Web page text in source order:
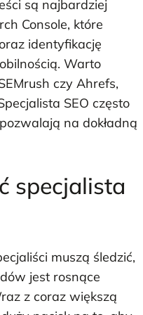
są najbardziej
Console, które
identyfikację
Warto
czy Ahrefs,
SEO często
na dokładną
specjalista
muszą śledzić,
jest rosnące
z coraz większą